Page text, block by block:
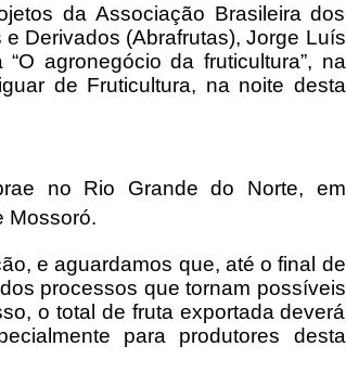
da Associação Brasileira dos
Derivados (Abrafrutas), Jorge Luís
agronegócio da fruticultura”, na
de Fruticultura, na noite desta
no Rio Grande do Norte, em
Mossoró.
e aguardamos que, até o final de
processos que tornam possíveis
o total de fruta exportada deverá
para produtores desta